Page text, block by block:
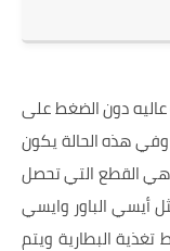
عاليه دون الضغط على
هذه الحالة يكون
وهي القطع التي تحصل
أيسي الباور وايسي
البطارية ويتم